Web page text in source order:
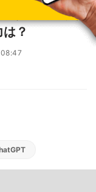
ケールアップ
？